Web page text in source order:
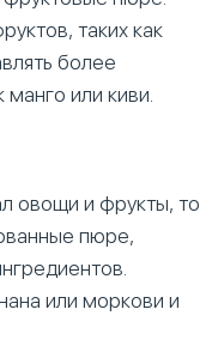
таких как
более
манго или киви.
овощи и фрукты, то
пюре,
или моркови и